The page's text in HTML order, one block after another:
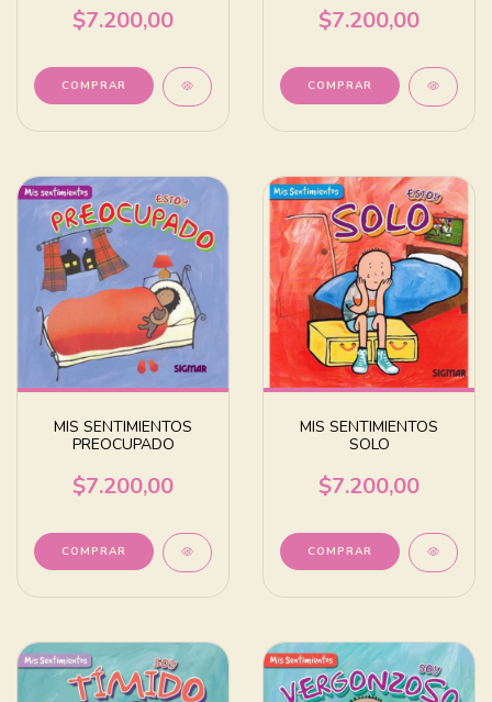
$7.200,00 $7.200,00
MIS SENTIMIENTOS
PREOCUPADO
$7.200,00
MIS SENTIMIENTOS
SOLO
$7.200,00